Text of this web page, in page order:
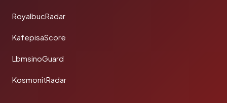
RoyalbucRadar
KafepisaScore
LbmsinoGuard
KosmonitRadar